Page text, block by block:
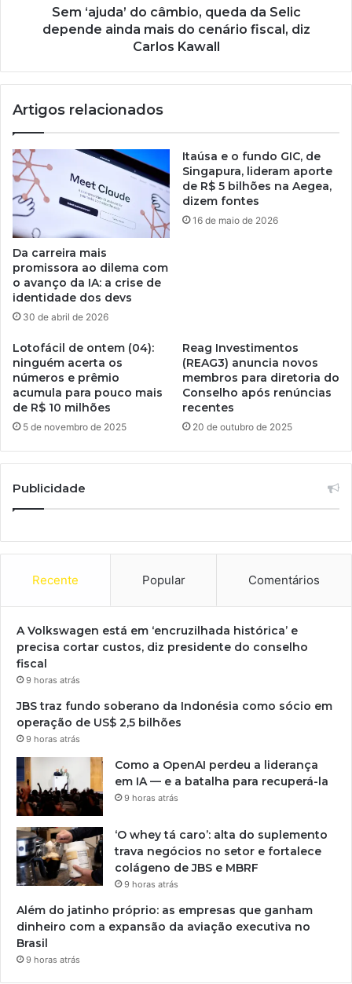
Sem ‘ajuda’ do câmbio, queda da Selic
depende ainda mais do cenário fiscal, diz
Carlos Kawall
Artigos relacionados
Da carreira mais
promissora ao dilema com
o avanço da IA: a crise de
identidade dos devs
30 de abril de 2026
Itaúsa e o fundo GIC, de
Singapura, lideram aporte
de R$ 5 bilhões na Aegea,
dizem fontes
16 de maio de 2026
Lotofácil de ontem (04):
ninguém acerta os
números e prêmio
acumula para pouco mais
de R$ 10 milhões
5 de novembro de 2025
Reag Investimentos
(REAG3) anuncia novos
membros para diretoria do
Conselho após renúncias
recentes
20 de outubro de 2025
Publicidade
Recente Popular Comentários
A Volkswagen está em ‘encruzilhada histórica’ e
precisa cortar custos, diz presidente do conselho
fiscal
9 horas atrás
JBS traz fundo soberano da Indonésia como sócio em
operação de US$ 2,5 bilhões
9 horas atrás
Como a OpenAI perdeu a liderança
em IA — e a batalha para recuperá-la
9 horas atrás
‘O whey tá caro’: alta do suplemento
trava negócios no setor e fortalece
colágeno de JBS e MBRF
9 horas atrás
Além do jatinho próprio: as empresas que ganham
dinheiro com a expansão da aviação executiva no
Brasil
9 horas atrás